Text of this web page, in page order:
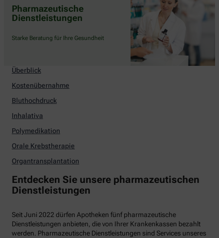
Pharmazeutische
Dienstleistungen
Starke Beratung für Ihre Gesundheit
Überblick
Kostenübernahme
Bluthochdruck
Inhalativa
Polymedikation
Orale Krebstherapie
Organtransplantation
Entdecken Sie unsere pharmazeutischen
Dienstleistungen
Seit Juni 2022 dürfen Apotheken fünf pharmazeutische
Dienstleistungen anbieten, die von Ihrer Krankenkassen bezahlt
werden. Pharmazeutische Dienstleistungen sind Services unseres